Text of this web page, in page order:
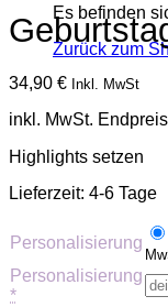
Es befinden
Zurück zum
34,90 € Inkl. MwSt
inkl. MwSt.
Highlights setzen
Lieferzeit: 4-6 Tage
Personalisierung
Personalisierung
*